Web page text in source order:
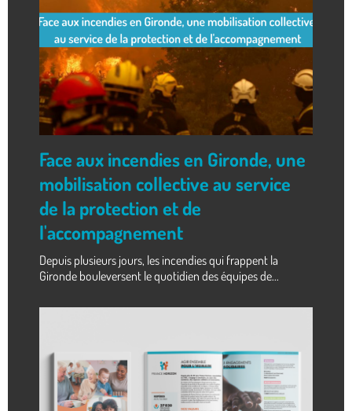
Face aux incendies en Gironde, une
mobilisation collective au service
de la protection et de
l'accompagnement
Depuis plusieurs jours, les incendies qui frappent la
Gironde bouleversent le quotidien des équipes de...